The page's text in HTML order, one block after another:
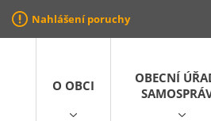
Nahlášení poruchy
O OBCI
OBECNÍ